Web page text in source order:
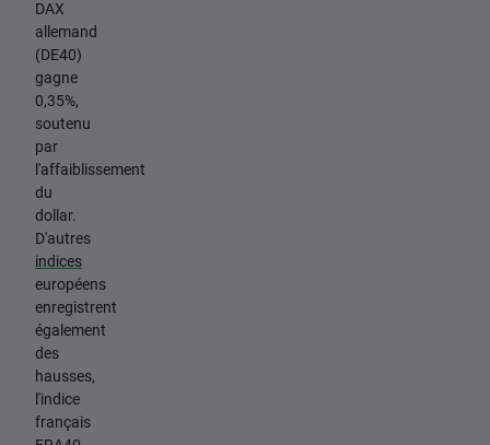
DAX
allemand
(DE40)
gagne
0,35%,
soutenu
par
l'affaiblissement
du
dollar.
D'autres
indices
européens
enregistrent
également
des
hausses,
l'indice
français